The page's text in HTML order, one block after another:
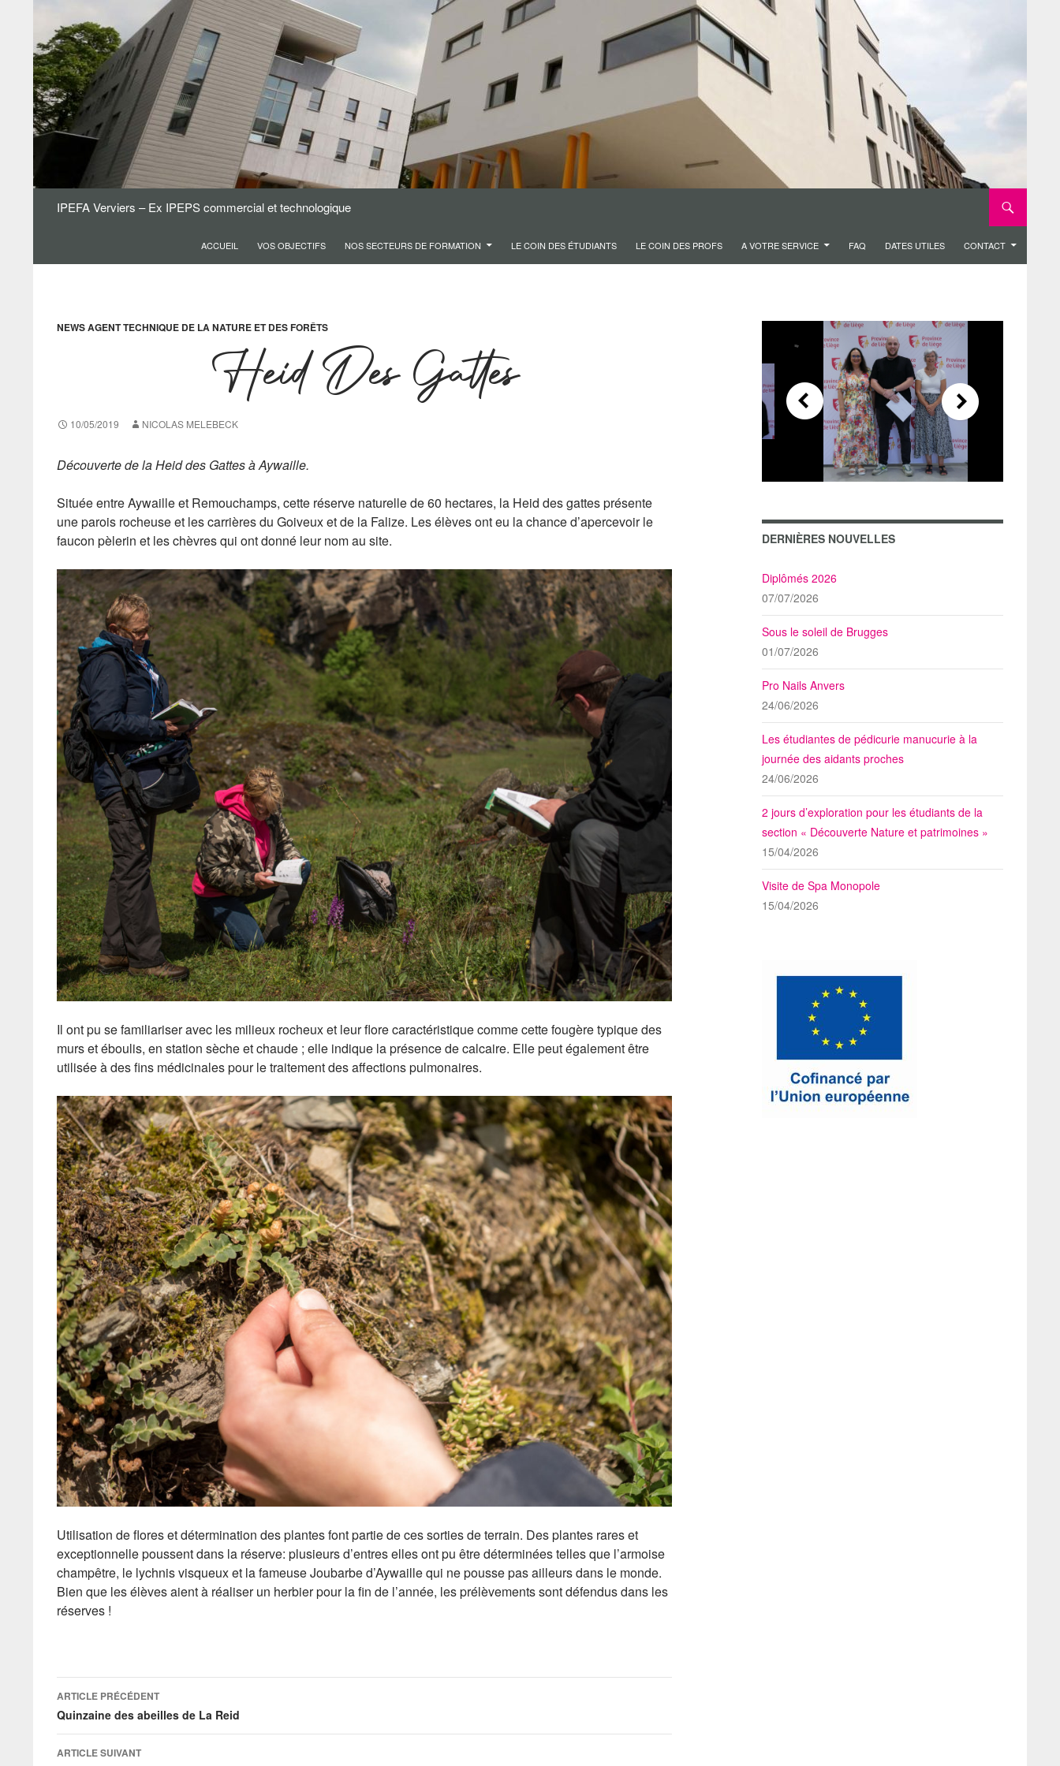
contenu
IPEFA Verviers – Ex IPEPS commercial et technologique
ACCUEIL VOS OBJECTIFS NOS SECTEURS DE FORMATION LE COIN DES ÉTUDIANTS LE COIN DES PROFS A VOTRE SERVICE FAQ DATES UTILES CONTACT
NEWS AGENT TECHNIQUE DE LA NATURE ET DES FORÊTS
Heid Des Gattes
10/05/2019 NICOLAS MELEBECK
Découverte de la Heid des Gattes à Aywaille.
Située entre Aywaille et Remouchamps, cette réserve naturelle de 60 hectares, la Heid des gattes présente
une parois rocheuse et les carrières du Goiveux et de la Falize. Les élèves ont eu la chance d’apercevoir le
faucon pèlerin et les chèvres qui ont donné leur nom au site.
Il ont pu se familiariser avec les milieux rocheux et leur flore caractéristique comme cette fougère typique des
murs et éboulis, en station sèche et chaude ; elle indique la présence de calcaire. Elle peut également être
utilisée à des fins médicinales pour le traitement des affections pulmonaires.
Utilisation de flores et détermination des plantes font partie de ces sorties de terrain. Des plantes rares et
exceptionnelle poussent dans la réserve: plusieurs d’entres elles ont pu être déterminées telles que l’armoise
champêtre, le lychnis visqueux et la fameuse Joubarbe d’Aywaille qui ne pousse pas ailleurs dans le monde.
Bien que les élèves aient à réaliser un herbier pour la fin de l’année, les prélèvements sont défendus dans les
réserves !
Navigation
des
articles
ARTICLE PRÉCÉDENT
Quinzaine des abeilles de La Reid
ARTICLE SUIVANT
DERNIÈRES NOUVELLES
Diplômés 2026
07/07/2026
Sous le soleil de Brugges
01/07/2026
Pro Nails Anvers
24/06/2026
Les étudiantes de pédicurie manucurie à la
journée des aidants proches
24/06/2026
2 jours d’exploration pour les étudiants de la
section « Découverte Nature et patrimoines »
15/04/2026
Visite de Spa Monopole
15/04/2026